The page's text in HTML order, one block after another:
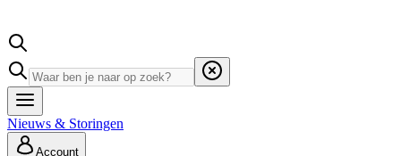
Nieuws & Storingen
Account